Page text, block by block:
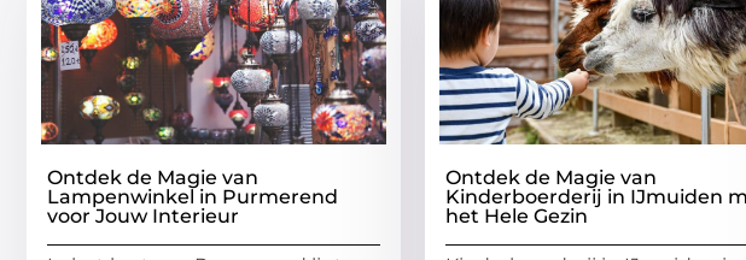
Ontdek de Magie van
Lampenwinkel in Purmerend
voor Jouw Interieur
Ontdek de Magie van
Kinderboerderij in IJmuiden
het Hele Gezin